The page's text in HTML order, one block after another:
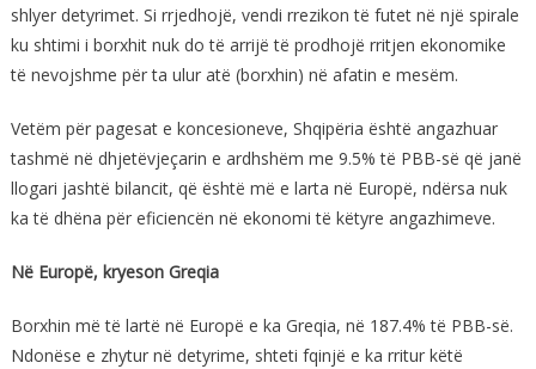
shlyer detyrimet. Si rrjedhojë, vendi rrezikon të futet në një spirale
ku shtimi i borxhit nuk do të arrijë të prodhojë rritjen ekonomike
të nevojshme për ta ulur atë (borxhin) në afatin e mesëm.
Vetëm për pagesat e koncesioneve, Shqipëria është angazhuar
tashmë në dhjetëvjeçarin e ardhshëm me 9.5% të PBB-së që janë
llogari jashtë bilancit, që është më e larta në Europë, ndërsa nuk
ka të dhëna për eficiencën në ekonomi të këtyre angazhimeve.
Në Europë, kryeson Greqia
Borxhin më të lartë në Europë e ka Greqia, në 187.4% të PBB-së.
Ndonëse e zhytur në detyrime, shteti fqinjë e ka rritur këtë